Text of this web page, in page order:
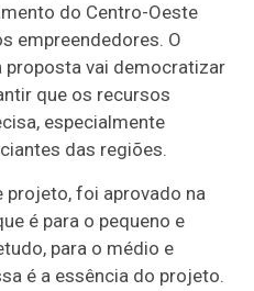
do Centro-Oeste
empreendedores. O
proposta vai democratizar
que os recursos
especialmente
das regiões.
foi aprovado na
é para o pequeno e
para o médio e
é a essência do projeto.